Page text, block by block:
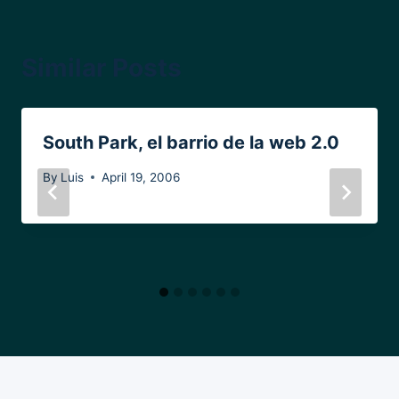
South Park, el barrio de la web 2.0
By Luis April 19, 2006